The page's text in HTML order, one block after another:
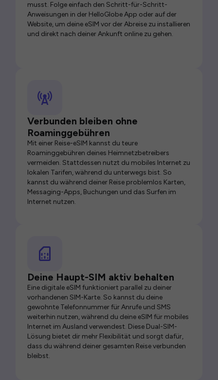
musst. Folge einfach den Schritt-für-Schritt-
Anweisungen in der HelloGlobe App oder auf der
Website, um deine eSIM vor der Abreise zu installieren
und direkt nach deiner Ankunft online zu gehen.
Verbunden bleiben ohne
Roaminggebühren
Mit einer Reise-eSIM kannst du teure
Roaminggebühren deines Heimnetzbetreibers
vermeiden. Stattdessen nutzt du mobiles Internet zu
lokalen Tarifen, während du unterwegs bist. So
kannst du während deiner Reise problemlos Karten,
Messaging-Apps, Buchungen und das Surfen im
Internet nutzen.
Deine Haupt-SIM aktiv behalten
Eine digitale eSIM funktioniert parallel zu deiner
vorhandenen SIM-Karte. So kannst du deine
gewohnte Telefonnummer für Anrufe und SMS
weiterhin nutzen, während du deine eSIM für mobiles
Internet im Ausland verwendest. Diese Dual-SIM-
Lösung bietet dir mehr Flexibilität und sorgt dafür,
dass du während deiner gesamten Reise verbunden
bleibst.